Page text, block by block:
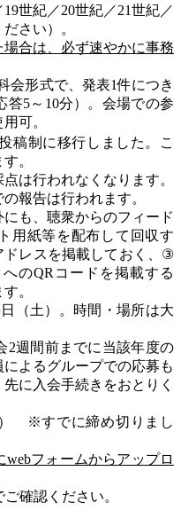
19世紀／20世紀／21世紀／
さい）。
合は、必ず速やかに事務
会形式で、発表1件につき
答5～ 10分）。会場での参
可。
稿制に移行しました。こ
。
は行われなくなります。
報告は行われます。
も、聴衆からのフィード
用紙等を配布して回収す
レスを掲載しておく、 ③
のQR コードを掲載する
。
（土）。時間・場所は大
2週間前までに当該年度の
よるグループでの応募も
に入会手続きをおとりく
※すでに締め切りまし
webフォームからアップロ
確認ください。